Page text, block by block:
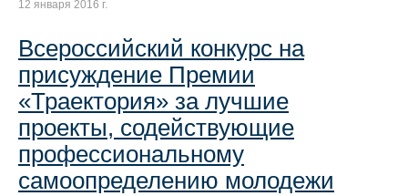
12 января 2016 г.
Всероссийский конкурс на
присуждение Премии
«Траектория» за лучшие
проекты, содействующие
профессиональному
самоопределению молодежи